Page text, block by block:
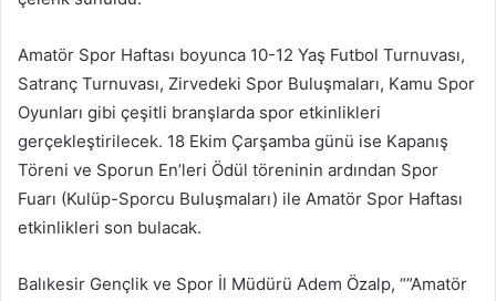
Amatör Spor Haftası boyunca 10-12 Yaş Futbol Turnuvası,
Satranç Turnuvası, Zirvedeki Spor Buluşmaları, Kamu Spor
Oyunları gibi çeşitli branşlarda spor etkinlikleri
gerçekleştirilecek. 18 Ekim Çarşamba günü ise Kapanış
Töreni ve Sporun En’leri Ödül töreninin ardından Spor
Fuarı (Kulüp-Sporcu Buluşmaları) ile Amatör Spor Haftası
etkinlikleri son bulacak.
Balıkesir Gençlik ve Spor İl Müdürü Adem Özalp, “”Amatör